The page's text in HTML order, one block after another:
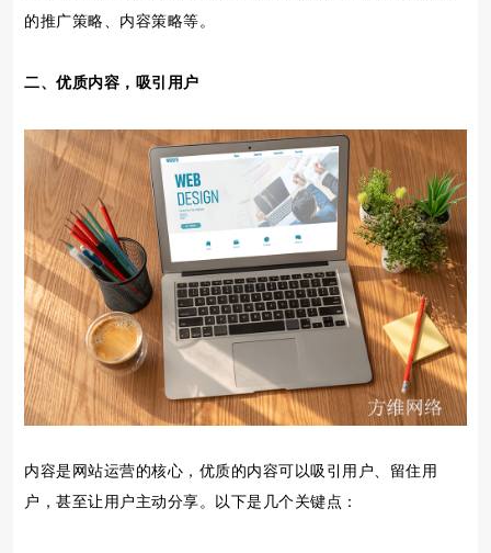
的推广策略、内容策略等。
二、优质内容，吸引用户
内容是网站运营的核心，优质的内容可以吸引用户、留住用
户，甚至让用户主动分享。以下是几个关键点：